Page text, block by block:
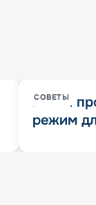
СОВЕТЫ
Китай
режим